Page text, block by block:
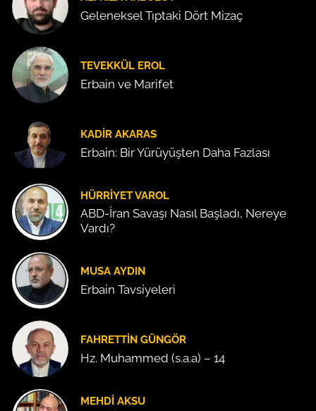
Geleneksel Tıptaki Dört Mizaç
TEVEKKÜL EROL
Erbain ve Marifet
KADIR AKARAS
Erbain: Bir Yürüyüşten Daha Fazlası
HÜRRIYET VAROL
ABD-İran Savaşı Nasıl Başladı, Nereye
Vardı?
MUSA AYDIN
Erbain Tavsiyeleri
FAHRETTIN GÜNGÖR
Hz. Muhammed (s.a.a) – 14
MEHDI AKSU